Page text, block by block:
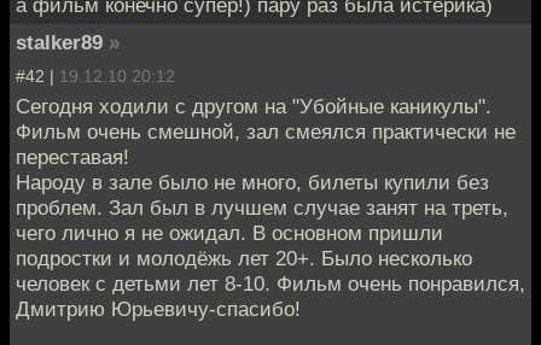
stalker89 »
#42 | 19.12.10 20:12
Сегодня ходили с другом на "Убойные каникулы".
Фильм очень смешной, зал смеялся практически не
переставая!
Народу в зале было не много, билеты купили без
проблем. Зал был в лучшем случае занят на треть,
чего лично я не ожидал. В основном пришли
подростки и молодёжь лет 20+. Было несколько
человек с детьми лет 8-10. Фильм очень понравился,
Дмитрию Юрьевичу-спасибо!